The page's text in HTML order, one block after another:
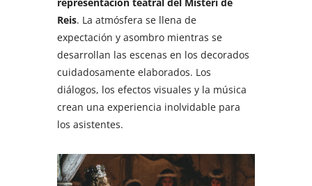
representación teatral del Misteri de
Reis. La atmósfera se llena de
expectación y asombro mientras se
desarrollan las escenas en los decorados
cuidadosamente elaborados. Los
diálogos, los efectos visuales y la música
crean una experiencia inolvidable para
los asistentes.